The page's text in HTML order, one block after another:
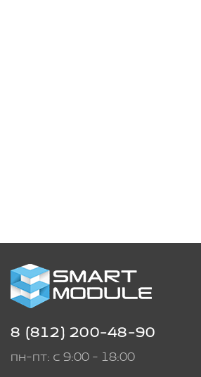
8 (812) 200-48-90
пн-пт: с 9:00 - 18:00